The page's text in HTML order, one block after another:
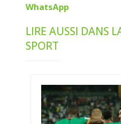
WhatsApp
LIRE AUSSI DANS
SPORT